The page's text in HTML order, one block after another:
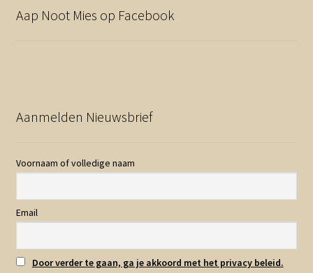
Aap Noot Mies op Facebook
Aanmelden Nieuwsbrief
Voornaam of volledige naam
Email
Door verder te gaan, ga je akkoord met het privacy beleid.